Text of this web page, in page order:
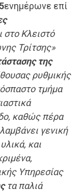
ενημέρωνε επί
στο Κλειστό
Τρίτσης»
της
ρυθμικής
τμήμα
καθώς πέρα
γενική
και
Υπηρεσίας
τα παλιά